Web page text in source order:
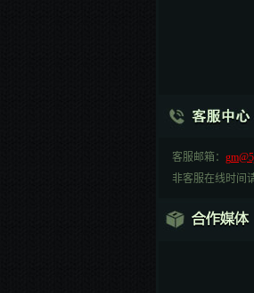
客服邮箱：
非客服在线时间